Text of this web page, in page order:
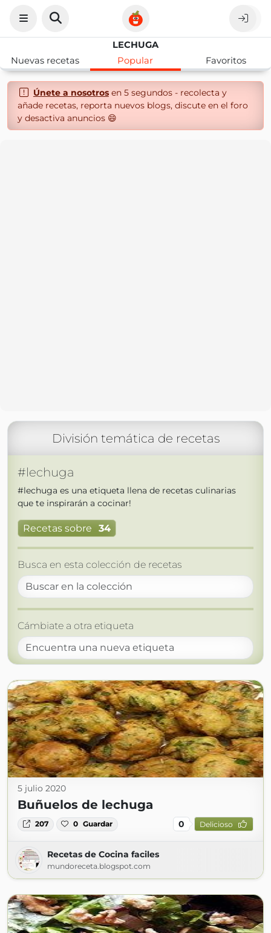
LECHUGA
Nuevas recetas
Popular Favoritos
Únete a nosotrosen 5 segundos - recolecta y
añade recetas, reporta nuevos blogs, discute en el foro
y desactiva anuncios 😄
División temática de recetas
#lechuga
#lechuga es una etiqueta llena de recetas culinarias
que te inspirarán a cocinar!
Recetas sobre 34
Busca en esta colección de recetas
Cámbiate a otra etiqueta
5 julio 2020
Buñuelos de lechuga
207 0 Guardar 0 Delicioso
Recetas de Cocina faciles
mundoreceta.blogspot.com